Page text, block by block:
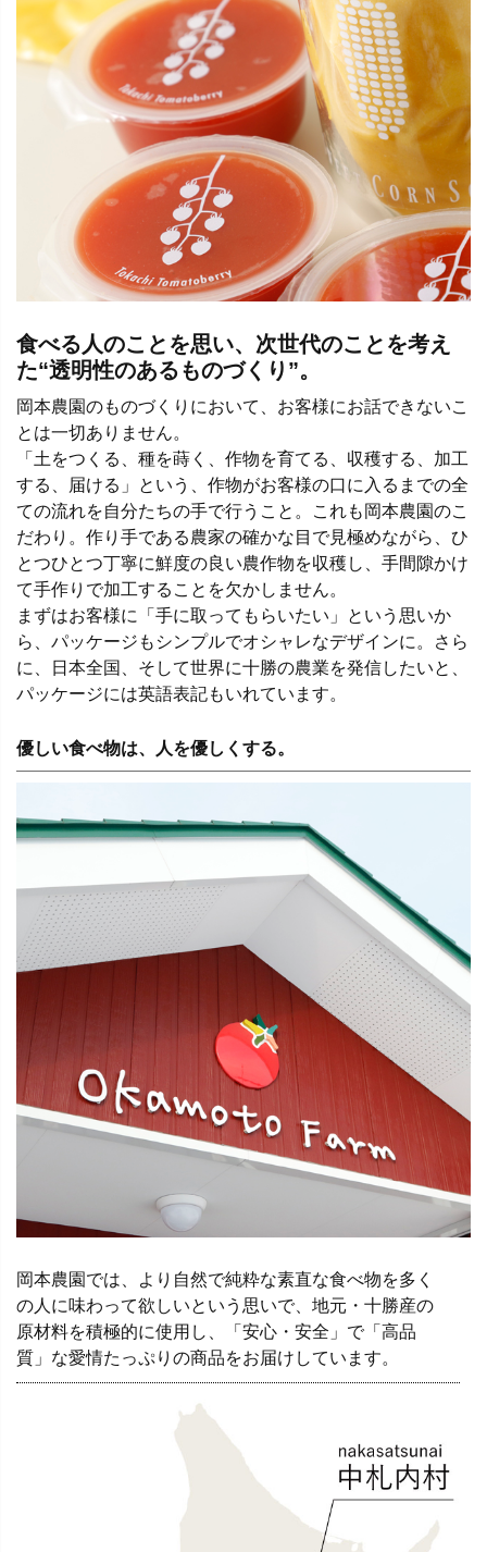
食べる人のことを思い、次世代のことを考え
た“透明性のあるものづくり”。
岡本農園のものづくりにおいて、お客様にお話できないこ
とは一切ありません。
「土をつくる、種を蒔く、作物を育てる、収穫する、加工
する、届ける」という、作物がお客様の口に入るまでの全
ての流れを自分たちの手で行うこと。これも岡本農園のこ
だわり。作り手である農家の確かな目で見極めながら、ひ
とつひとつ丁寧に鮮度の良い農作物を収穫し、手間隙かけ
て手作りで加工することを欠かしません。
まずはお客様に「手に取ってもらいたい」という思いか
ら、パッケージもシンプルでオシャレなデザインに。さら
に、日本全国、そして世界に十勝の農業を発信したいと、
パッケージには英語表記もいれています。
優しい食べ物は、人を優しくする。
岡本農園では、より自然で純粋な素直な食べ物を多く
の人に味わって欲しいという思いで、地元・十勝産の
原材料を積極的に使用し、「安心・安全」で「高品
質」な愛情たっぷりの商品をお届けしています。